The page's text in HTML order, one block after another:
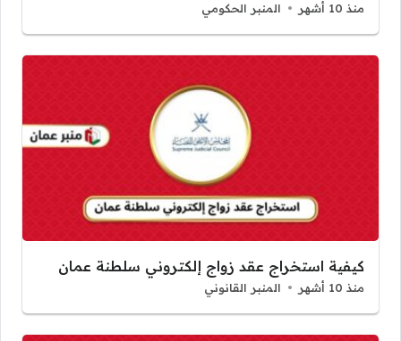
منذ 10 أشهر المنبر الحكومي
كيفية استخراج عقد زواج إلكتروني سلطنة عمان
منذ 10 أشهر المنبر القانوني